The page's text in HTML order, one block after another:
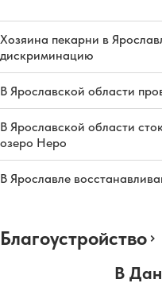
Хозяина пекарни в
дискриминацию
В Ярославской области
В Ярославской области
озеро Неро
В Ярославле
Благоустройство
В